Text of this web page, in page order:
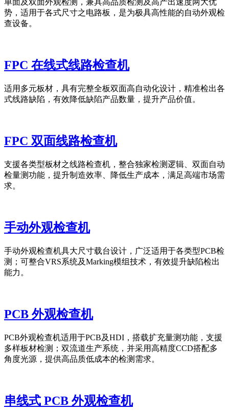
单面及双面外观检测，兼具高品质检测及高产出速度两大优
势，适用于各式尺寸之电路板，是为极具高性能的自动外观检
查设备。
FPC 在线式线路检查机
适用多元板材，具有完整全板双面高自动化设计，精准检出各
式线路缺陷，有效降低缺陷产品数量，提升产品价值。
FPC 双面线路检查机
支援各类型板材之线路检查机，整合独家检测逻辑、双面自动
检量测功能，提升制造效率、降低生产成本，满足高端市场需
求。
手动外观检查机
手动外观检查机具大尺寸载台设计，广泛适用于各类型PCB检
测；可整合VRS系统及Marking模组技术，有效提升缺陷检出
能力。
PCB 外观检查机
PCB外观检查机适用于PCB及HDI，搭载扩充量测功能，支援
多样板材检测；双流道生产系统，并采用高精度CCD搭配多
角度光源，提供高品质低成本的检测需求。
串线式 PCB 外观检查机